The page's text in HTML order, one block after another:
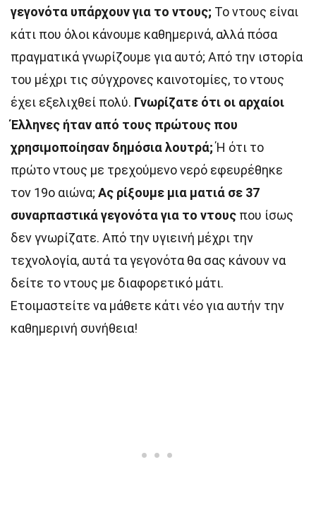
γεγονότα υπάρχουν για το ντους; Το ντους είναι
κάτι που όλοι κάνουμε καθημερινά, αλλά πόσα
πραγματικά γνωρίζουμε για αυτό; Από την ιστορία
του μέχρι τις σύγχρονες καινοτομίες, το ντους
έχει εξελιχθεί πολύ. Γνωρίζατε ότι οι αρχαίοι
Έλληνες ήταν από τους πρώτους που
χρησιμοποίησαν δημόσια λουτρά;Ή ότι το
πρώτο ντους με τρεχούμενο νερό εφευρέθηκε
τον 19ο αιώνα; Ας ρίξουμε μια ματιά σε 37
συναρπαστικά γεγονότα για το ντους που ίσως
δεν γνωρίζατε. Από την υγιεινή μέχρι την
τεχνολογία, αυτά τα γεγονότα θα σας κάνουν να
δείτε το ντους με διαφορετικό μάτι.
Ετοιμαστείτε να μάθετε κάτι νέο για αυτήν την
καθημερινή συνήθεια!